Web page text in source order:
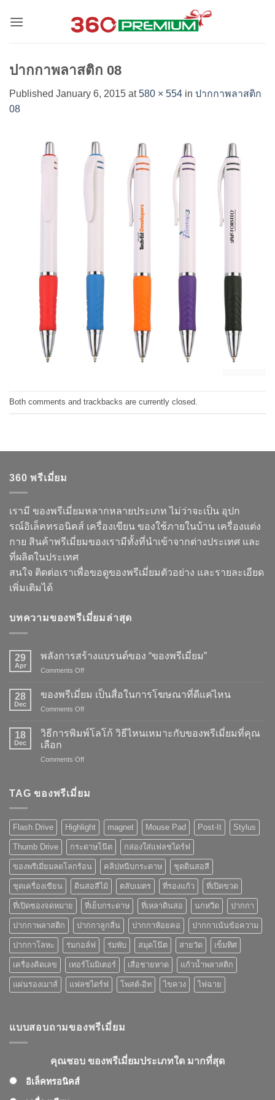
ปากกาพลาสติก 08
Published January 6, 2015 at580 × 554 in ปากกาพลาสติก
08
Both comments and trackbacks are currently closed.
360 พรีเมี่ยม
เรามี ของพรีเมี่ยมหลากหลายประเภท ไม่ว่าจะเป็น อุปก
รณ์อิเล็คทรอนิคส์ เครื่องเขียน ของใช้ภายในบ้าน เครื่องแต่ง
กาย สินค้าพรีเมี่ยมของเรามีทั้งที่นำเข้าจากต่างประเทศ และ
ที่ผลิตในประเทศ
สนใจ ติดต่อเราเพื่อขอดูของพรีเมี่ยมตัวอย่าง และรายละเอียด
เพิ่มเติมได้
บทความของพรีเมี่ยมล่าสุด
29
Apr
พลังการสร้างแบรนด์ของ “ของพรีเมี่ยม”
Comments Offon
“ของ
28
Dec
ของพรีเมี่ยม เป็นสื่อในการโฆษณาที่ดีแค่ไหน
Comments Offon
พรี
เป็น
การ
ดี
แค่
ไหน
18
Dec
วิธีการพิมพ์โลโก้ วิธีไหนเหมาะกับของพรีเมี่ยมที่คุณ
เลือก
Comments Offon
พิมพ์
ไหน
เหมาะ
กับ
พรี
เมี่
ยม
ที่
คุณ
เลือก
TAG ของพรีเมี่ยม
Flash Drive Highlight magnet Mouse Pad Post-It Stylus
Thumb Drive กระดาษโน๊ต กล่องใส่แฟลชไดร์ฟ
ของพรีเมี่ยมลดโลกร้อน คลิปหนีบกระดาษ ชุดดินสอสี
ชุดเครื่องเขียน ดินสอสีไม้ ตลับเมตร ที่รองแก้ว ที่เปิดขวด
ที่เปิดซองจดหมาย ที่เย็บกระดาษ ที่เหลาดินสอ นกหวีด ปากกา
ปากกาพลาสติก ปากกาลูกลื่น ปากกาห้อยคอ ปากกาเน้นข้อความ
ปากกาโลหะ ร่มกอล์ฟ ร่มพับ สมุดโน๊ต สายวัด เข็มทิศ
เครื่องคิดเลข เทอร์โมมิเตอร์ เสื่อชายหาด แก้วน้ำพลาสติก
แผ่นรองเมาส์ แฟลชไดร์ฟ โพสต์-อิท ไขควง ไฟฉาย
แบบสอบถามของพรีเมี่ยม
คุณชอบ ของพรีเมี่ยมประเภทใด มากที่สุด
อิเล็คทรอนิคส์